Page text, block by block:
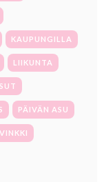
KAUPUNGILLA
LIIKUNTA
PÄIVÄN ASU
VINKKI